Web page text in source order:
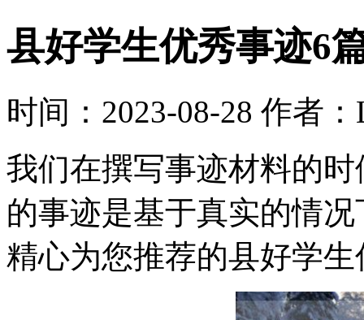
县好学生优秀事迹6
时间：2023-08-28 作者：
我们在撰写事迹材料的
的事迹是基于真实的情
精心为您推荐的县好学